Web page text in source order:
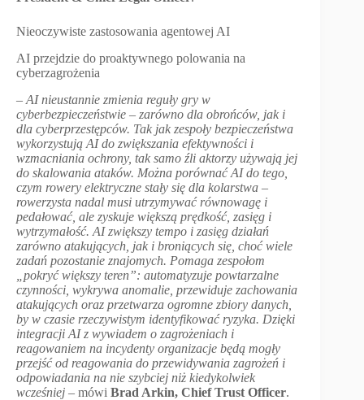
Nieoczywiste zastosowania agentowej AI
AI przejdzie do proaktywnego polowania na
cyberzagrożenia
– AI nieustannie zmienia reguły gry w
cyberbezpieczeństwie – zarówno dla obrońców, jak i
dla cyberprzestępców. Tak jak zespoły bezpieczeństwa
wykorzystują AI do zwiększania efektywności i
wzmacniania ochrony, tak samo źli aktorzy używają jej
do skalowania ataków. Można porównać AI do tego,
czym rowery elektryczne stały się dla kolarstwa –
rowerzysta nadal musi utrzymywać równowagę i
pedałować, ale zyskuje większą prędkość, zasięg i
wytrzymałość. AI zwiększy tempo i zasięg działań
zarówno atakujących, jak i broniących się, choć wiele
zadań pozostanie znajomych. Pomaga zespołom
pokryć większy teren”: automatyzuje powtarzalne
czynności, wykrywa anomalie, przewiduje zachowania
atakujących oraz przetwarza ogromne zbiory danych,
by w czasie rzeczywistym identyfikować ryzyka. Dzięki
integracji AI z wywiadem o zagrożeniach i
reagowaniem na incydenty organizacje będą mogły
przejść od reagowania do przewidywania zagrożeń i
odpowiadania na nie szybciej niż kiedykolwiek
wcześniej – mówi Brad Arkin, Chief Trust Officer.